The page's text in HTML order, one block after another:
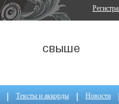
Тексты и аккорды Новости